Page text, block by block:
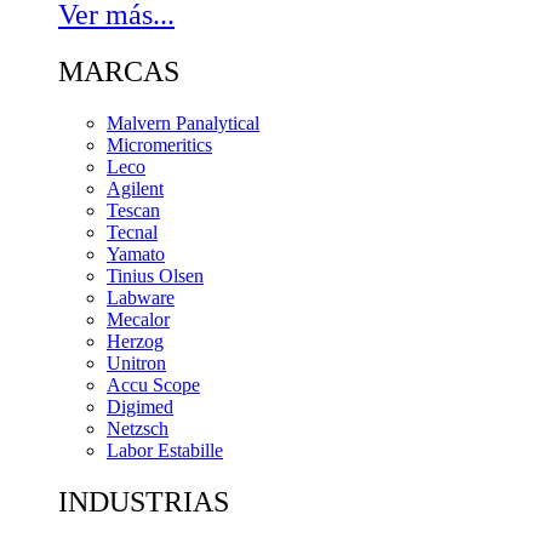
Ver más...
MARCAS
Malvern Panalytical
Micromeritics
Leco
Agilent
Tescan
Tecnal
Yamato
Tinius Olsen
Labware
Mecalor
Herzog
Unitron
Accu Scope
Digimed
Netzsch
Labor Estabille
INDUSTRIAS